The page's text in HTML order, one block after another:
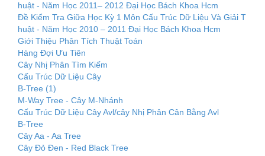
huật - Năm Học 2011– 2012 Đại Học Bách Khoa Hcm
Đề Kiểm Tra Giữa Học Kỳ 1 Môn Cấu Trúc Dữ Liệu Và Giải T
huật - Năm Học 2010 – 2011 Đại Học Bách Khoa Hcm
Giới Thiệu Phân Tích Thuật Toán
Hàng Đợi Ưu Tiên
Cây Nhị Phân Tìm Kiếm
Cấu Trúc Dữ Liệu Cây
B-Tree (1)
M-Way Tree - Cây M-Nhánh
Cấu Trúc Dữ Liệu Cây Avl/cây Nhị Phân Cân Bằng Avl
B-Tree
Cây Aa - Aa Tree
Cây Đỏ Đen - Red Black Tree